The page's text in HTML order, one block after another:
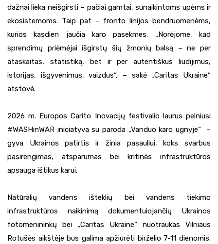
dažnai lieka neišgirsti – pačiai gamtai, sunaikintoms upėms ir
ekosistemoms. Taip pat – fronto linijos bendruomenėms,
kurios kasdien jaučia karo pasekmes. „Norėjome, kad
sprendimų priėmėjai išgirstų šių žmonių balsą – ne per
ataskaitas, statistiką, bet ir per autentiškus liudijimus,
istorijas, išgyvenimus, vaizdus“, – sakė „Caritas Ukraine“
atstovė.
2026 m. Europos Carito Inovacijų festivalio laurus pelniusi
#WASHinWAR iniciatyva su paroda „Vanduo karo ugnyje“ –
gyva Ukrainos patirtis ir žinia pasauliui, koks svarbus
pasirengimas, atsparumas bei kritinės infrastruktūros
apsauga ištikus karui.
Natūralių vandens išteklių bei vandens tiekimo
infrastruktūros naikinimą dokumentuiojančių Ukrainos
fotomenininkų bei „Caritas Ukraine“ nuotraukas Vilniaus
Rotušės aikštėje bus galima apžiūrėti birželio 7-11 dienomis.